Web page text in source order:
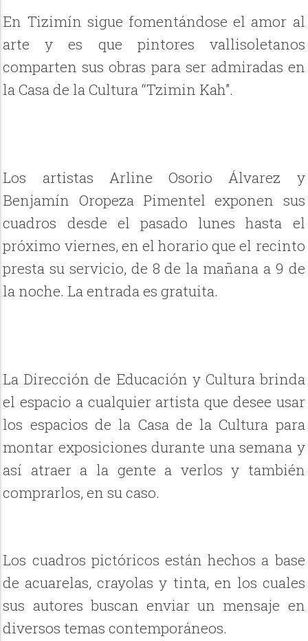
En Tizimín sigue fomentándose el amor al
arte y es que pintores vallisoletanos
comparten sus obras para ser admiradas en
la Casa de la Cultura “Tzimin Kah”.
Los artistas Arline Osorio Álvarez y
Benjamín Oropeza Pimentel exponen sus
cuadros desde el pasado lunes hasta el
próximo viernes, en el horario que el recinto
presta su servicio, de 8 de la mañana a 9 de
la noche. La entrada es gratuita.
La Dirección de Educación y Cultura brinda
el espacio a cualquier artista que desee usar
los espacios de la Casa de la Cultura para
montar exposiciones durante una semana y
así atraer a la gente a verlos y también
comprarlos, en su caso.
Los cuadros pictóricos están hechos a base
de acuarelas, crayolas y tinta, en los cuales
sus autores buscan enviar un mensaje en
diversos temas contemporáneos.